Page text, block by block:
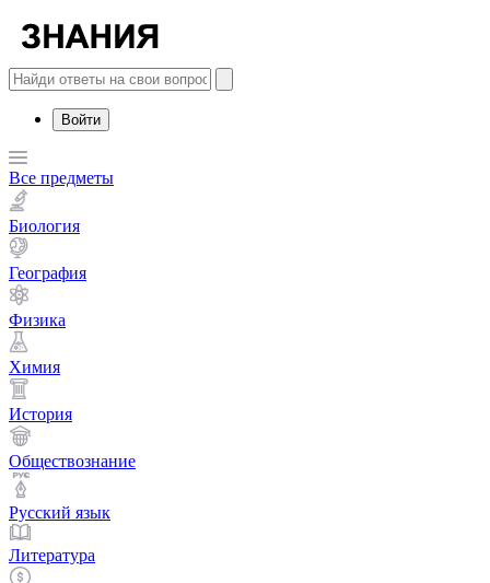
Войти
Все предметы
Биология
География
Физика
Химия
История
Обществознание
Русский язык
Литература